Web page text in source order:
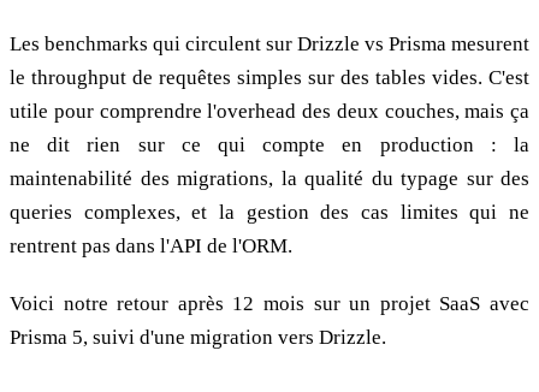
Les benchmarks qui circulent sur Drizzle vs Prisma mesurent
le throughput de requêtes simples sur des tables vides. C'est
utile pour comprendre l'overhead des deux couches, mais ça
ne dit rien sur ce qui compte en production : la
maintenabilité des migrations, la qualité du typage sur des
queries complexes, et la gestion des cas limites qui ne
rentrent pas dans l'API de l'ORM.
Voici notre retour après 12 mois sur un projet SaaS avec
Prisma 5, suivi d'une migration vers Drizzle.